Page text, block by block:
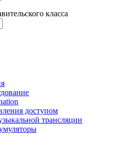
класса
доступом
трансляции